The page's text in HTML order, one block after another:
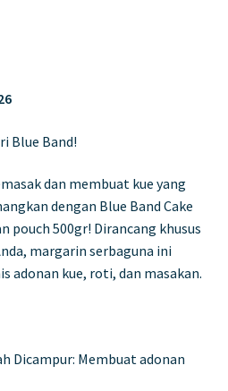
Blue Band!
dan membuat kue yang
dengan Blue Band Cake
pouch 500gr! Dirancang khusus
margarin serbaguna ini
adonan kue, roti, dan masakan.
Dicampur: Membuat adonan